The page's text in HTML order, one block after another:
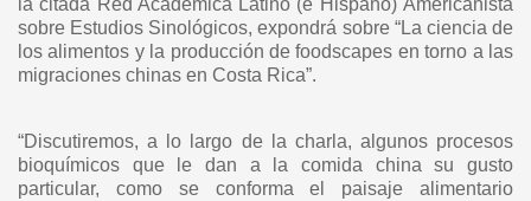
sobre Estudios Sinológicos, expondrá sobre “La ciencia de
losalimentos y la producción de foodscapes en torno a las
migraciones chinas en Costa Rica”.
“Discutiremos, a lo largo de la charla, algunos procesos
bioquímicos que le dan a la comida china su gusto
particular, como se conforma el paisaje alimentario